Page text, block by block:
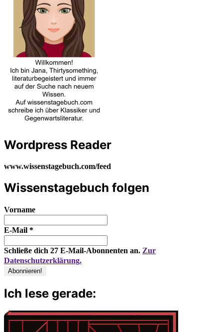
Wordpress Reader
www.wissenstagebuch.com/feed
Wissenstagebuch folgen
Vorname
E-Mail *
Schließe dich 27 E-Mail-Abonnenten an. Zur
Datenschutzerklärung.
Ich lese gerade: